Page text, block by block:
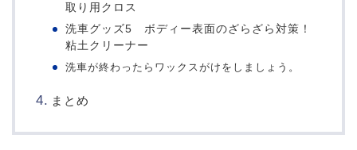
取り用クロス
洗車グッズ5 ボディー表面のざらざら対策！
粘土クリーナー
洗車が終わったらワックスがけをしましょう。
まとめ